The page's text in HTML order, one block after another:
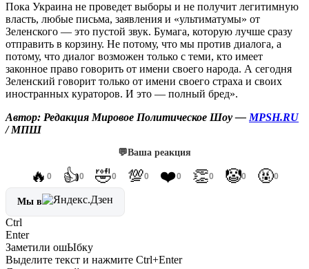
Пока Украина не проведет выборы и не получит легитимную
власть, любые письма, заявления и «ультиматумы» от
Зеленского — это пустой звук. Бумага, которую лучше сразу
отправить в корзину. Не потому, что мы против диалога, а
потому, что диалог возможен только с теми, кто имеет
законное право говорить от имени своего народа. А сегодня
Зеленский говорит только от имени своего страха и своих
иностранных кураторов. И это — полный бред».
Автор: Редакция Мировое Политическое Шоу — MPSH.RU
/ МПШ
💬Ваша реакция
🔥 0 👍0 🤣0 💯0 ❤️0 👏0 🤡0 🤬0
Мы в
Ctrl
Enter
Заметили ошЫбку
Выделите текст и нажмите Ctrl+Enter